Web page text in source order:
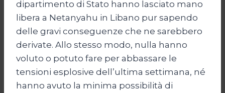
dipartimento di Stato hanno lasciato mano
libera a Netanyahu in Libano pur sapendo
delle gravi conseguenze che ne sarebbero
derivate. Allo stesso modo, nulla hanno
voluto o potuto fare per abbassare le
tensioni esplosive dell’ultima settimana, né
hanno avuto la minima possibilità di